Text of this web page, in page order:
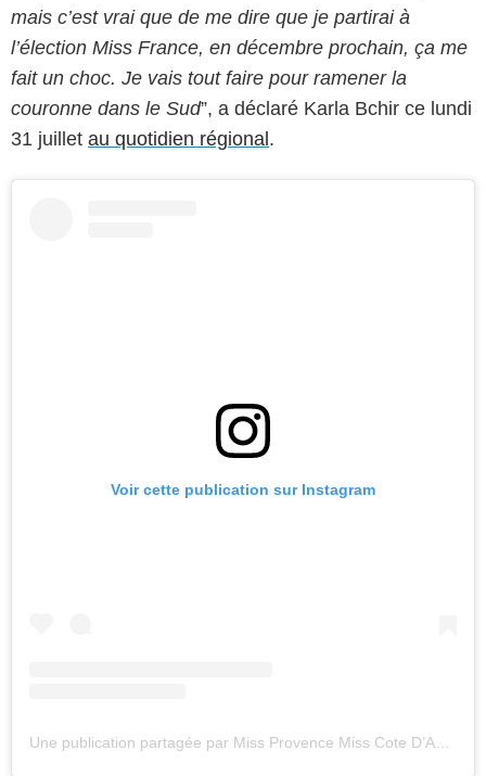
mais c’est vrai que de me dire que je partirai à
l’élection Miss France, en décembre prochain, ça me
fait un choc. Je vais tout faire pour ramener la
couronne dans le Sud”, a déclaré Karla Bchir ce lundi
31 juillet au quotidien régional .
Voir cette publication sur Instagram